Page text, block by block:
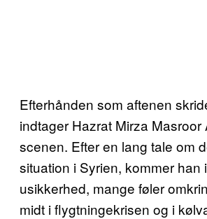
Efterhånden som aftenen
indtager Hazrat Mirza Masroor
scenen. Efter en lang tale om
situation i Syrien, kommer han
usikkerhed, mange føler
midt i flygtningekrisen og i